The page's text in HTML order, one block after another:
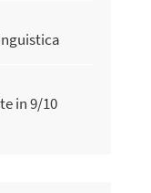
in 9/10